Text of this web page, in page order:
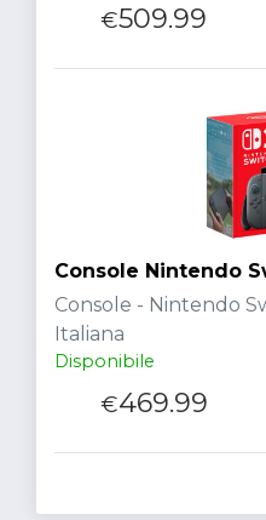
€509.99
Console Nintendo
Console - Nintendo
Italiana
Disponibile
€469.99